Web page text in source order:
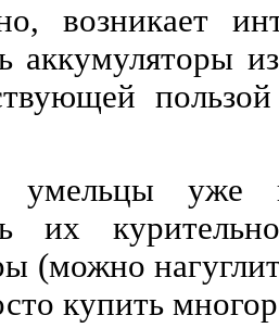
возникает
аккумуляторы
умельцы уже
их
(можно
купить